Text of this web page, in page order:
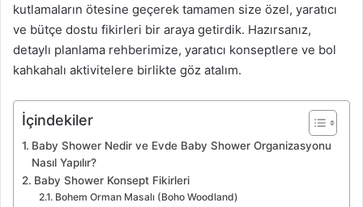
kutlamaların ötesine geçerek tamamen size özel, yaratıcı
ve bütçe dostu fikirleri bir araya getirdik. Hazırsanız,
detaylı planlama rehberimize, yaratıcı konseptlere ve bol
kahkahalı aktivitelere birlikte göz atalım.
İçindekiler
Baby Shower Nedir ve Evde Baby Shower Organizasyonu
Nasıl Yapılır?
Baby Shower Konsept Fikirleri
Bohem Orman Masalı (Boho Woodland)